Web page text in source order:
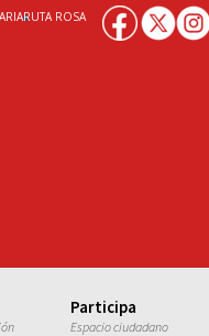
RUTA ROSA
Participa
Espacio ciudadano